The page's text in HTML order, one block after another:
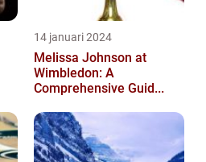
14 januari 2024
Melissa Johnson at
Wimbledon: A
Comprehensive Guid...